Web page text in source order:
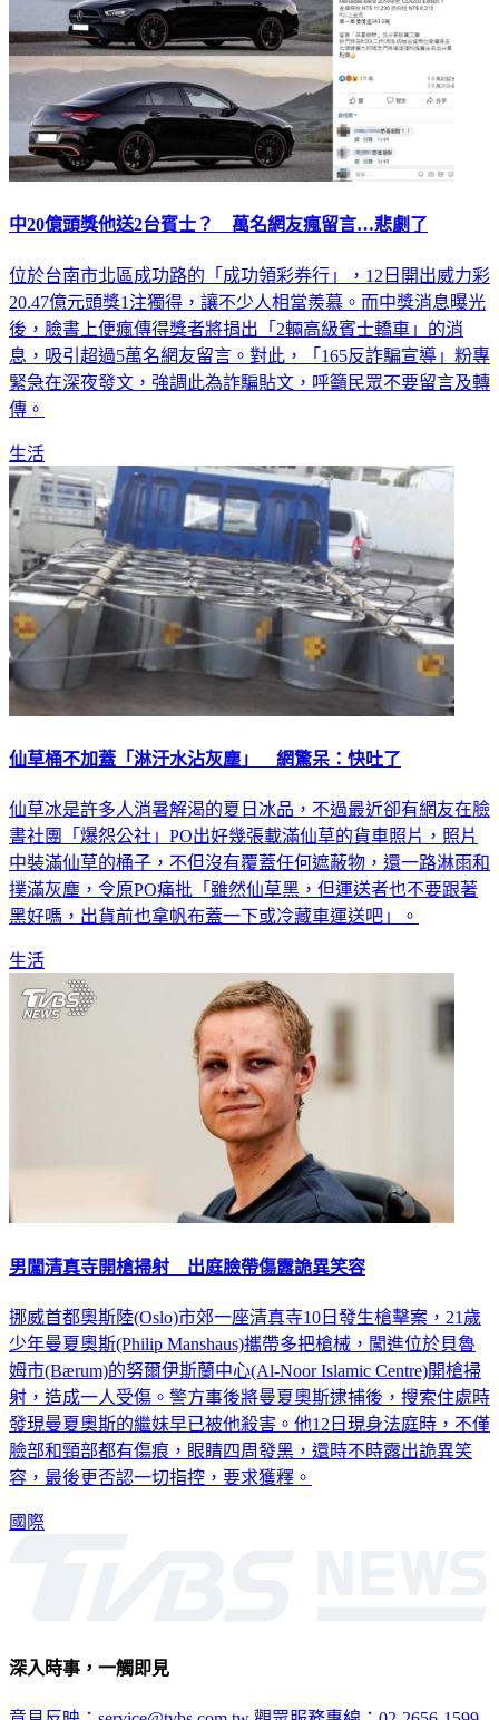
中20億頭獎他送2台賓士？ 萬名網友瘋留言…悲劇了
位於台南市北區成功路的「成功領彩券行」，12日開出威力彩
20.47億元頭獎1注獨得，讓不少人相當羨慕。而中獎消息曝光
後，臉書上便瘋傳得獎者將捐出「2輛高級賓士轎車」的消
息，吸引超過5萬名網友留言。對此，「165反詐騙宣導」粉專
緊急在深夜發文，強調此為詐騙貼文，呼籲民眾不要留言及轉
傳。
生活
仙草桶不加蓋「淋汙水沾灰塵」 網驚呆：快吐了
仙草冰是許多人消暑解渴的夏日冰品，不過最近卻有網友在臉
書社團「爆怨公社」PO出好幾張載滿仙草的貨車照片，照片
中裝滿仙草的桶子，不但沒有覆蓋任何遮蔽物，還一路淋雨和
撲滿灰塵，令原PO痛批「雖然仙草黑，但運送者也不要跟著
黑好嗎，出貨前也拿帆布蓋一下或冷藏車運送吧」。
生活
男闖清真寺開槍掃射 出庭臉帶傷露詭異笑容
挪威首都奧斯陸(Oslo)市郊一座清真寺10日發生槍擊案，21歲
少年曼夏奧斯(Philip Manshaus)攜帶多把槍械，闖進位於貝魯
姆市(Bærum)的努爾伊斯蘭中心(Al-Noor Islamic Centre)開槍掃
射，造成一人受傷。警方事後將曼夏奧斯逮捕後，搜索住處時
發現曼夏奧斯的繼妹早已被他殺害。他12日現身法庭時，不僅
臉部和頸部都有傷痕，眼睛四周發黑，還時不時露出詭異笑
容，最後更否認一切指控，要求獲釋。
國際
深入時事，一觸即見